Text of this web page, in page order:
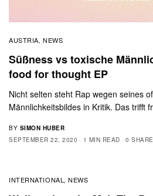
AUSTRIA, NEWS
Süßness vs toxische
food for thought EP
Nicht selten steht Rap wegen seines
Männlichkeitsbildes in Kritik. Das trifft
BY SIMON HUBER
SEPTEMBER 22, 2020
1 MIN READ 0
INTERNATIONAL ,NEWS